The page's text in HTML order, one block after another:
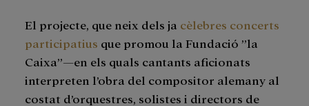
El projecte, que neix dels ja cèlebres concerts
participatius que promou la Fundació ”la
Caixa”—en els quals cantants aficionats
interpreten l’obra del compositor alemany al
costat d’orquestres, solistes i directors de